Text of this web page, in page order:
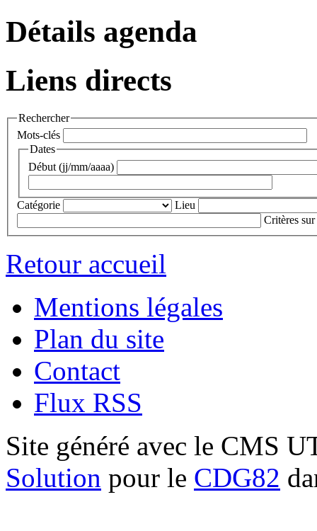
Détails agenda
Liens directs
Rechercher
Mots-clés
Dates
Début (jj/mm/aaaa)
Catégorie
Lieu
Critères sur
Retour accueil
Mentions légales
Plan du site
Contact
Flux RSS
Site généré avec le CMS
Solution pour le CDG82